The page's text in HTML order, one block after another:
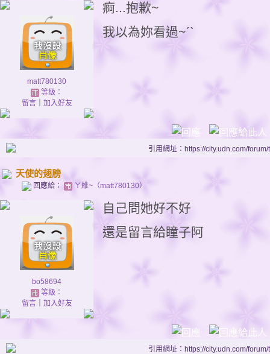
matt780130
等級：
留言｜ 加入好友
痾...抱歉~
我以為妳看過~ˊˋ
引用網址：https://city.udn.com/
天使的翅膀
回應給： ㄚ維~（matt780130）
bo58694
等級：
留言｜ 加入好友
自己問她好不好
還是留言給瞳子阿
引用網址：https://city.udn.com/